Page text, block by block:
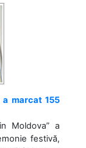
a marcat 155
Moldova” a
festivă,